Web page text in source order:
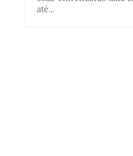
até...